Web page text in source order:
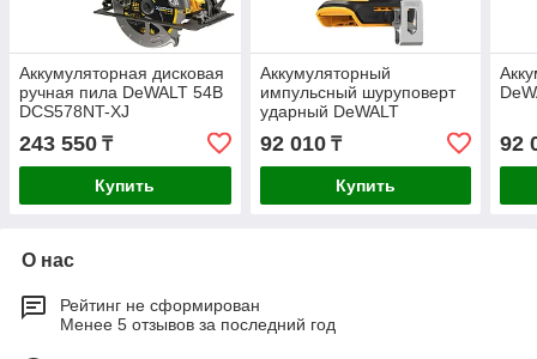
Аккумуляторная дисковая
ручная пила DeWALT 54В
DCS578NT-XJ
243 550 ₸
Купить
Аккумуляторный
импульсный шуруповерт
ударный DeWALT
DCF840N-XJ
92 010₸
Купить
92
О нас
Рейтинг не сформирован
Менее 5 отзывов за последний год